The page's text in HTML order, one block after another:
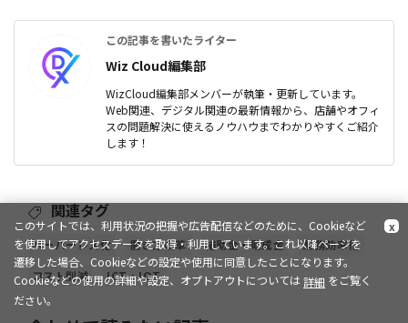
この記事を書いたライター
Wiz Cloud編集部
WizCloud編集部メンバーが執筆・更新しています。
Web関連、デジタル関連の最新情報から、店舗やオフィ
スの問題解決に使えるノウハウまでわかりやすくご紹介
します！
関連タグ
ペーパーレス化 働き方改革 補助金・助成金
業務効率化
コスト削減
ICT・IOT
このサイトでは、利用状況の把握や広告配信などのために、Cookieなど
を使用してアクセスデータを取得・利用しています。これ以降ページを
遷移した場合、Cookieなどの設定や使用に同意したことになります。
Cookieなどの使用の詳細や設定、オプトアウトについては 詳細
x
をご覧く
ださい。